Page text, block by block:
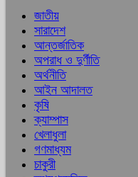
জাতীয়
সারাদেশ
আন্তর্জাতিক
অপরাধ ও দুর্ণীতি
অর্থনীতি
আইন আদালত
কৃষি
ক্যাম্পাস
খেলাধুলা
গণমাধ্যম
চাকুরী